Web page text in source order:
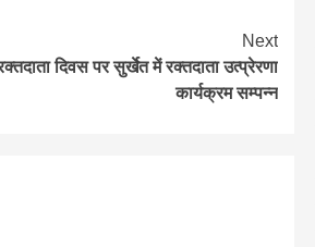
Next
दिवस पर सुर्खेत में रक्तदाता उत्प्रेरणा
कार्यक्रम सम्पन्न